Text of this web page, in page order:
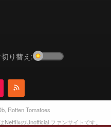
り替え:
, Rotten Tomatoes
のUnofficial ファンサイトです。